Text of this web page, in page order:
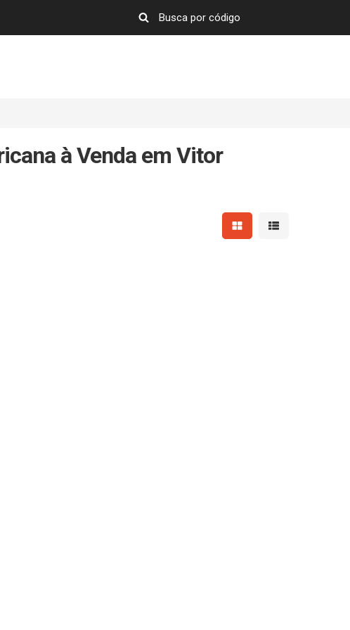
à Venda em Vitor
Mostrar resultados em
Mostrar